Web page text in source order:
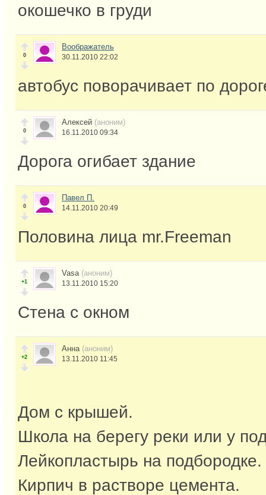
окошечко в груди
0
Воображатель
30.11.2010 22:02
автобус поворачивает по
0
Алексей (аноним)
16.11.2010 09:34
Дорога огибает здание
0
Павел П.
14.11.2010 20:49
Половина лица mr.Freeman
+1
Vasa (аноним)
13.11.2010 15:20
Стена с окном
+2
Анна (аноним)
13.11.2010 11:45
Дом с крышей.
Школа на берегу реки или у
Лейкопластырь на подбородке.
Кирпич в растворе цемента.